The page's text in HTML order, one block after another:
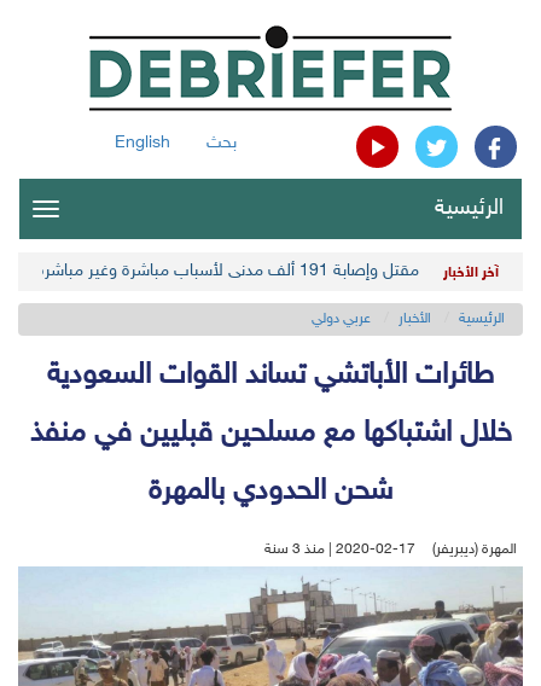
بحث English
الرئيسية
آخر الأخبار مقتل وإصابة 191 ألف مدني لأسباب مباشرة وغير مباشرة في أحدث حصيلة حوثية
الرئيسية الأخبار عربي دولي
طائرات الأباتشي تساند القوات السعودية
خلال اشتباكها مع مسلحين قبليين في منفذ
شحن الحدودي بالمهرة
المهرة (ديبريفر) 2020-02-17 | منذ 3 سنة